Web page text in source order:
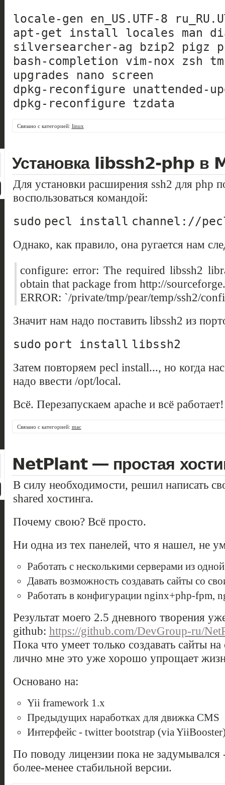
locale-gen en_US.UTF-8
apt-get install locales man
silversearcher-ag bzip2 pigz
bash-completion vim-nox zsh
upgrades nano screen
dpkg-reconfigure unattended-
dpkg-reconfigure tzdata
Связано с категорией: linux
Установка libssh2-php в
Для установки расширения ssh2 для php
воспользоваться командой:
sudo pecl install channel: //
Однако, как правило, она ругается нам
configure: error: The required libssh2
obtain that package from http://
ERROR: `/private/tmp/pear/temp/ssh2/
Значит нам надо поставить libssh2 из
sudo port install libssh2
Затем повторяем pecl install..., но когда
надо ввести /opt/local.
Всё. Перезапускаем apache и всё работает!
Связано с категорией: mac
NetPlant — простая
В силу необходимости, решил написать
shared хостинга.
Почему свою? Всё просто.
Ни одна из тех панелей, что я нашел, не
Работать с несколькими серверами из
Давать возможность создавать сайты со
Работать в конфигурации nginx+php-fpm,
Результат моего 2.5 дневного творения
github: https://github.com/DevGroup-ru/
Пока что умеет только создавать сайты
лично мне это уже хорошо упрощает
Основано на:
Yii framework 1.x
Предыдущих наработках для движка CMS
Интерфейс - twitter bootstrap (via
По поводу лицензии пока не задумывался
более-менее стабильной версии.